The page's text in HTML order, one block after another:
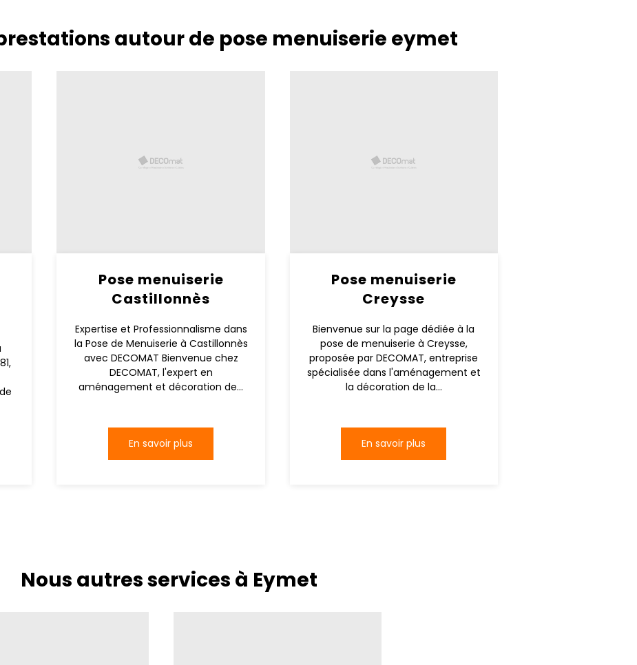
autour de pose menuiserie eymet
Pose menuiserie
Castillonnès
Expertise et Professionnalisme dans
la Pose de Menuiserie à Castillonnès
avec DECOMAT Bienvenue chez
DECOMAT, l'expert en
aménagement et décoration de...
En savoir plus
Pose menuiserie
Creysse
Bienvenue sur la page dédiée à la
pose de menuiserie à Creysse,
proposée par DECOMAT, entreprise
spécialisée dans l'aménagement et
la décoration de la...
En savoir plus
Nous autres services à Eymet